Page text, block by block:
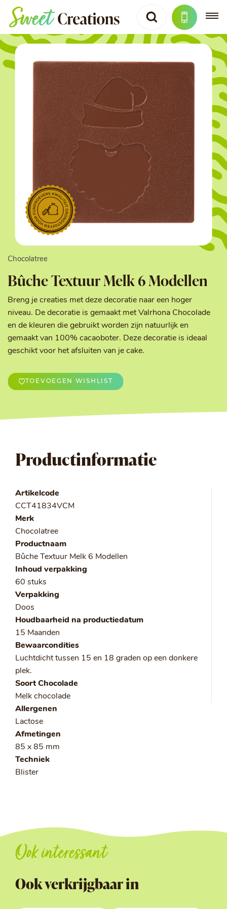
Chocolatree
Bûche Textuur Melk 6 Modellen
Breng je creaties met deze decoratie naar een hoger
niveau. De decoratie is gemaakt met Valrhona Chocolade
en de kleuren die gebruikt worden zijn natuurlijk en
gemaakt van 100% cacaoboter. Deze decoratie is ideaal
geschikt voor het afsluiten van je cake.
TOEVOEGEN WISHLIST
Productinformatie
Artikelcode
CCT41834VCM
Merk
Chocolatree
Productnaam
Bûche Textuur Melk 6 Modellen
Inhoud verpakking
60 stuks
Verpakking
Doos
Houdbaarheid na productiedatum
15 Maanden
Bewaarcondities
Luchtdicht tussen 15 en 18 graden op een donkere
plek.
Soort Chocolade
Melk chocolade
Allergenen
Lactose
Afmetingen
85 x 85 mm
Techniek
Blister
Ook interessant
Ook verkrijgbaar in